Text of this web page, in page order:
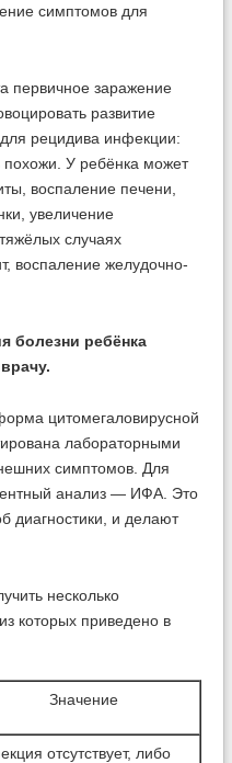
симптомов для
первичное заражение
развитие
рецидива инфекции:
похожи. У ребёнка может
воспаление печени,
увеличение
случаях
воспаление желудочно-
болезни ребёнка
цитомегаловирусной
лабораторными
симптомов. Для
анализ — ИФА. Это
диагностики, и делают
несколько
которых приведено в
Значение
отсутствует, либо